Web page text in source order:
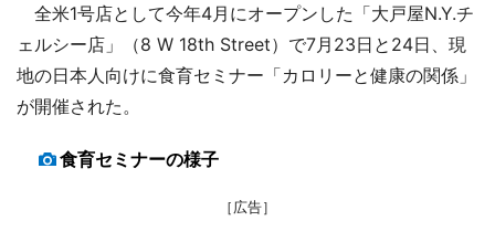
全米1号店として今年4月にオープンした「大戸屋N.Y.チ
ェルシー店」（8 W 18th Street）で7月23日と24日、現
地の日本人向けに食育セミナー「カロリーと健康の関係」
が開催された。
食育セミナーの様子
［広告］